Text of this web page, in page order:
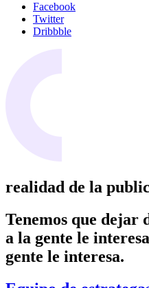
Facebook
Twitter
Dribbble
realidad de la
Tenemos que dejar
a la gente le
gente le interesa.